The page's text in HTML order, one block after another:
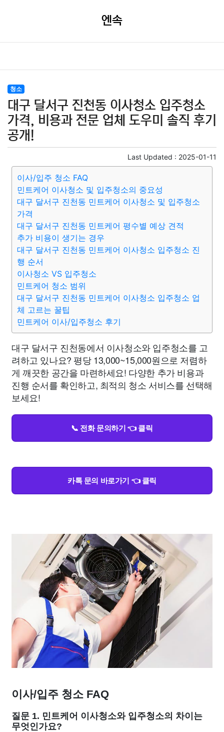
엔속
청소
대구 달서구 진천동 이사청소 입주청소
가격, 비용과 전문 업체 도우미 솔직 후기
공개!
Last Updated : 2025-01-11
이사/입주 청소 FAQ
민트케어 이사청소 및 입주청소의 중요성
대구 달서구 진천동 민트케어 이사청소 및 입주청소
가격
대구 달서구 진천동 민트케어 평수별 예상 견적
추가 비용이 생기는 경우
대구 달서구 진천동 민트케어 이사청소 입주청소 진
행 순서
이사청소 VS 입주청소
민트케어 청소 범위
대구 달서구 진천동 민트케어 이사청소 입주청소 업
체 고르는 꿀팁
민트케어 이사/입주청소 후기
대구 달서구 진천동에서 이사청소와 입주청소를 고
려하고 있나요? 평당 13,000~15,000원으로 저렴하
게 깨끗한 공간을 마련하세요! 다양한 추가 비용과
진행 순서를 확인하고, 최적의 청소 서비스를 선택해
보세요!
📞 전화 문의하기 👈 클릭
카톡 문의 바로가기 👈 클릭
이사/입주 청소 FAQ
질문 1. 민트케어 이사청소와 입주청소의 차이는
무엇인가요?